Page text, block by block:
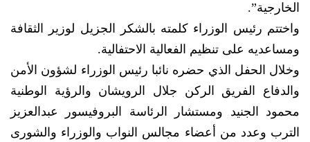
الخارجية”.
واختتم رئيس الوزراء كلمته بالشكر الجزيل لوزير الثقافة
ومساعديه على تنظيم الفعالية الاحتفالية.
وخلال الحفل الذي حضره نائبا رئيس الوزراء لشؤون الأمن
والدفاع الفريق الركن جلال الرويشان والرؤية الوطنية
محمود الجنيد ومستشار الرئاسة البروفيسور عبدالعزيز
الترب وعدد من أعضاء مجالس النواب والوزراء والشورى